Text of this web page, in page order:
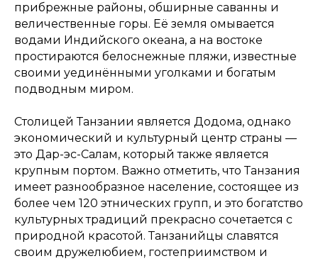
прибрежные районы, обширные саванны и
величественные горы. Её земля омывается
водами Индийского океана, а на востоке
простираются белоснежные пляжи, известные
своими уединёнными уголками и богатым
подводным миром.
Столицей Танзании является Додома, однако
экономический и культурный центр страны —
это Дар-эс-Салам, который также является
крупным портом. Важно отметить, что Танзания
имеет разнообразное население, состоящее из
более чем 120 этнических групп, и это богатство
культурных традиций прекрасно сочетается с
природной красотой. Танзанийцы славятся
своим дружелюбием, гостеприимством и